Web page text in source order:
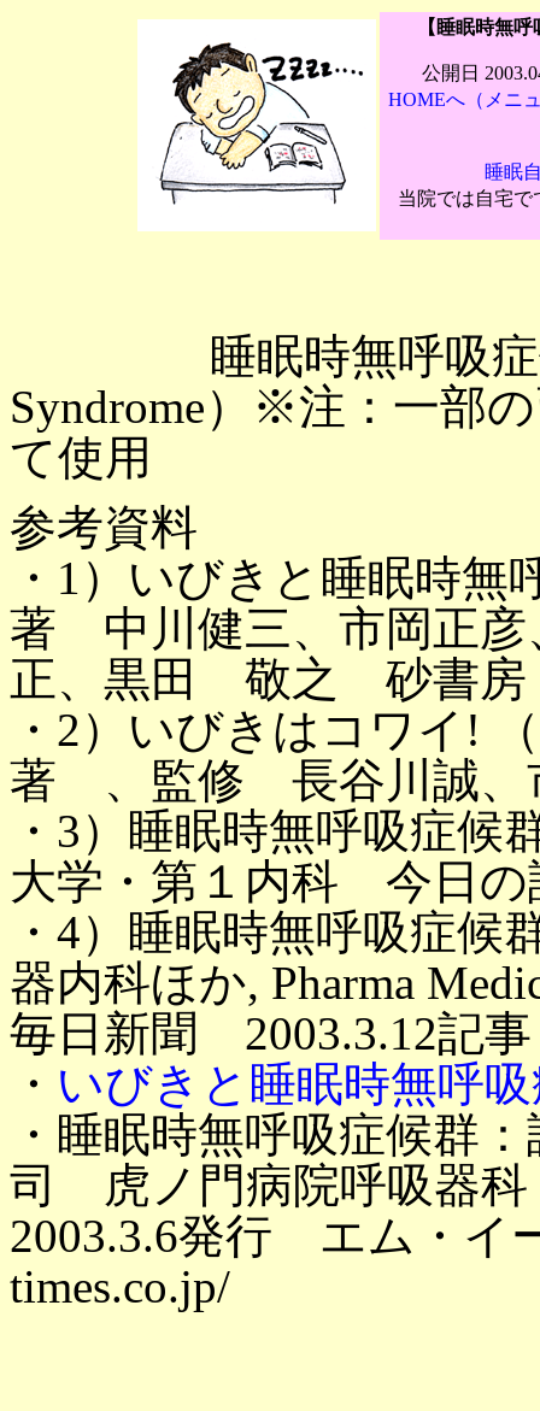
【睡眠時無
公開日
HOMEへ（メニ
睡眠
当院では自宅で
睡眠時無呼吸症候
Syndrome）※注：一部
て使用
参考資料
・1）いびきと睡眠時
著 中川健三、市岡正
正、黒田 敬之 砂書房
・2）いびきはコワイ!
著 、監修 長谷川誠、
・3）睡眠時無呼吸症
大学・第１内科 今日の
・4）睡眠時無呼吸症
器内科ほか, Pharma
毎日新聞 2003.3.12記
・ いびきと睡眠時無呼
・睡眠時無呼吸症候群
司 虎ノ門病院呼吸器科
2003.3.6発行 エム・イ
times.co.jp/